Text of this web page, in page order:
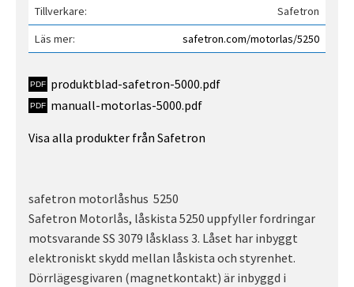
Tillverkare
Safetron
Läs mer
safetron.com/motorlas/5250
produktblad-safetron-5000.pdf
manuall-motorlas-5000.pdf
Visa alla produkter från Safetron
safetron motorlåshus 5250
Safetron Motorlås, låskista 5250 uppfyller fordringar
motsvarande SS 3079 låsklass 3. Låset har inbyggt
elektroniskt skydd mellan låskista och styrenhet.
Dörrlägesgivaren (magnetkontakt) är inbyggd i